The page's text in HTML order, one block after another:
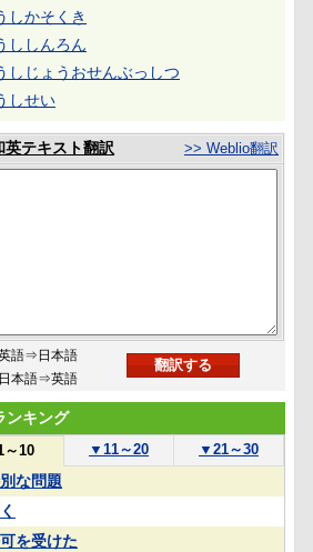
しかそくき
ししんろん
しじょうおせんぶっしつ
しせい
英テキスト翻訳 >> Weblio翻訳
語⇒日本語
日本語⇒英語
ンキング
～10 ▼ 11～20 ▼ 21～30
な問題
を受けた